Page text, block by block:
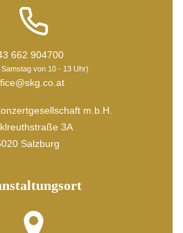
662 904700
von 10 - 13 Uhr)
m.b.H.
3A
Salzburg